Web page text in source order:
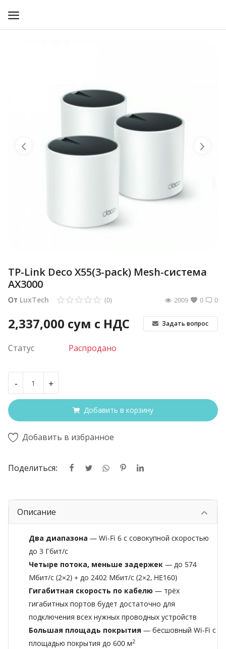
Регистрация
TP-Link Deco X55(3-pack) Mesh-система
AX3000
От LuxTech 0
(0) 0
2009
2,337,000 сум с НДС Задать вопрос
Статус Распродано
- +
Добавить в корзину
Добавить в избранное
Поделиться:
Описание
Два диапазона — Wi-Fi 6 с совокупной скоростью
до 3 Гбит/с
Четыре потока, меньше задержек — до 574
Мбит/с (2×2) + до 2402 Мбит/с (2×2, HE160)
Гигабитная скорость по кабелю — трёх
гигабитных портов будет достаточно для
подключения всех нужных проводных устройств
Большая площадь покрытия — бесшовный Wi-Fi с
площадью покрытия до 600 м2